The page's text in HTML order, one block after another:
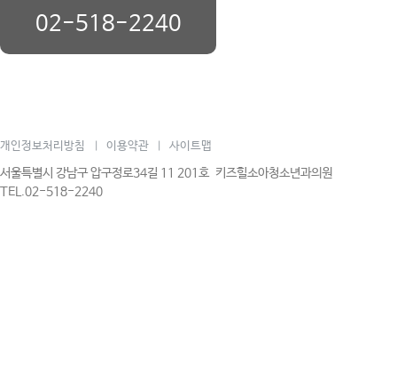
02-518-2240
개인정보처리방침 이용약관 사이트맵
서울특별시 강남구 압구정로34길 11 201호 키즈힐소아청소년과의원
TEL.02-518-2240